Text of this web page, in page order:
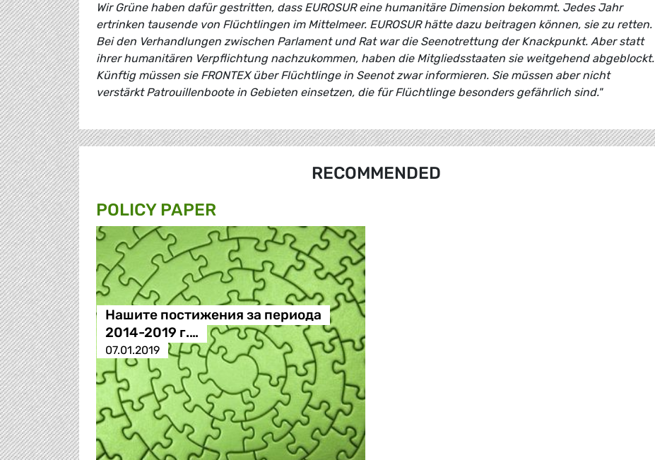
Wir Grüne haben dafür gestritten, dass EUROSUR eine humanitäre Dimension bekommt. Jedes Jahr
ertrinken tausende von Flüchtlingen im Mittelmeer. EUROSUR hätte dazu beitragen können, sie zu retten.
Bei den Verhandlungen zwischen Parlament und Rat war die Seenotrettung der Knackpunkt. Aber statt
ihrer humanitären Verpflichtung nachzukommen, haben die Mitgliedsstaaten sie weitgehend abgeblockt.
Künftig müssen sie FRONTEX über Flüchtlinge in Seenot zwar informieren. Sie müssen aber nicht
verstärkt Patrouillenboote in Gebieten einsetzen, die für Flüchtlinge besonders gefährlich sind."
RECOMMENDED
POLICY PAPER
Нашите постижения за периода
2014-2019 г.…
07.01.2019